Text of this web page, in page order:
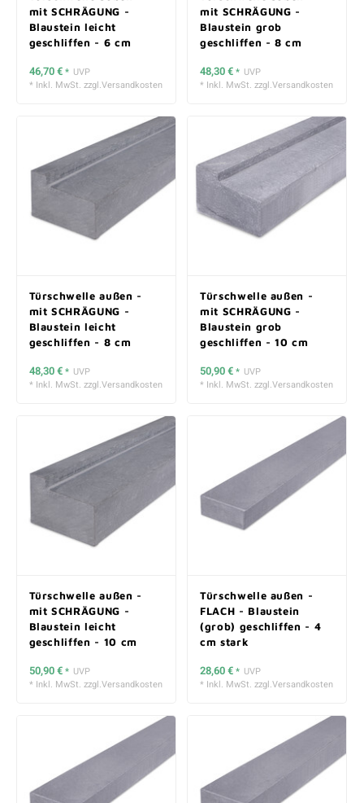
mit SCHRÄGUNG -
Blaustein leicht
geschliffen - 6 cm
46,70 €* UVP
* Inkl. MwSt. zzgl.Versandkosten
mit SCHRÄGUNG -
Blaustein grob
geschliffen - 8 cm
48,30 €* UVP
* Inkl. MwSt. zzgl.Versandkosten
Türschwelle außen -
mit SCHRÄGUNG -
Blaustein leicht
geschliffen - 8 cm
48,30 €* UVP
* Inkl. MwSt. zzgl.Versandkosten
Türschwelle außen -
mit SCHRÄGUNG -
Blaustein grob
geschliffen - 10 cm
50,90 €* UVP
* Inkl. MwSt. zzgl.Versandkosten
Türschwelle außen -
mit SCHRÄGUNG -
Blaustein leicht
geschliffen - 10 cm
50,90 €* UVP
* Inkl. MwSt. zzgl.Versandkosten
Türschwelle außen -
FLACH - Blaustein
(grob) geschliffen - 4
cm stark
28,60 €* UVP
* Inkl. MwSt. zzgl.Versandkosten